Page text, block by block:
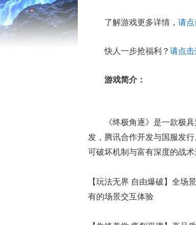
了解游戏更多详情， 请点
快人一步抢福利？ 请点
游戏简介：
《终极角逐》是一款极
发，腾讯合作开发与国服发
可破坏机制与富有深度的战
【玩法无界 自由爆破】全场
有的场景交互体验